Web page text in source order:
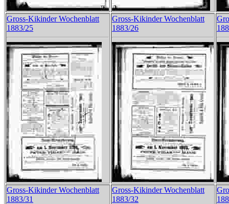
Gross-Kikinder Wochenblatt
1883/25
Gross-Kikinder Wochenblatt
1883/26
Gross-Kikinder Wochenblatt
1883/31
Gross-Kikinder Wochenblatt
1883/32